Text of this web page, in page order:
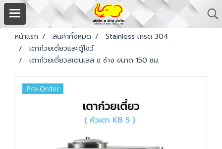
หน้าแรก สินค้าทั้งหมด
Stainless เกรด 304
เตาก๋วยเตี๋ยวและตู้โชว์
เตาก๋วยเตี๋ยวสเตนเลส ช ช้าง ขนาด 150 ซม.
Pre-Order